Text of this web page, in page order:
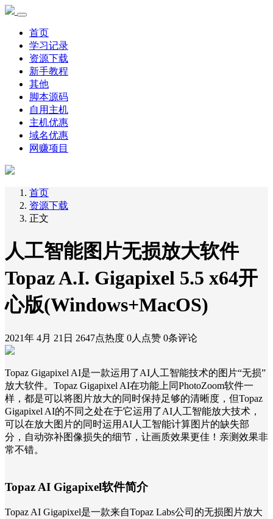
首页
学习记录
资源下载
新手教程
其他
脚本源码
自用主机
主机优惠
域名优惠
网赚项目
首页
资源下载
正文
人工智能图片无损放大软件
Topaz A.I. Gigapixel 5.5 x64开
心版(Windows+MacOS)
2021年 4月 21日 2647点热度 0人点赞 0条评论
Topaz Gigapixel AI是一款运用了AI人工智能技术的图片“无损”
放大软件。Topaz Gigapixel AI在功能上同PhotoZoom软件一
样，都是可以将图片放大的同时保持足够的清晰度，但Topaz
Gigapixel AI的不同之处在于它运用了AI人工智能放大技术，
可以在放大图片的同时运用AI人工智能计算图片的缺失部
分，自动弥补图像损失的细节，让画质效果更佳！亲测效果非
常不错。
Topaz AI Gigapixel软件简介
Topaz AI Gigapixel是一款来自Topaz Labs公司的无损图片放大